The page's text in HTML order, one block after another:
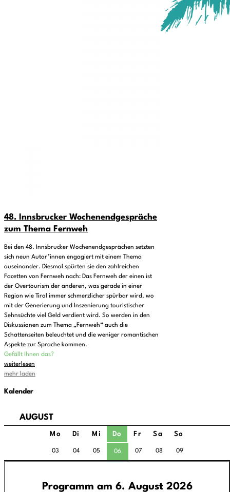
48. Innsbrucker Wochenendgespräche
zum Thema Fernweh
Bei den 48. Innsbrucker Wochenendgesprächen setzten
sich neun Autor*innen engagiert mit einem Thema
auseinander. Diesmal spürten sie den zahlreichen
Facetten von Fernweh nach: Das Fernweh der einen ist
der Overtourism der anderen, was gerade in einer
Region wie Tirol immer schmerzlicher spürbar wird, wo
mit der Generierung und Inszenierung touristischer
Sehnsüchte viel Geld verdient wird. So werden in den
Diskussionen zum Thema „Fernweh“ auch die
Schattenseiten beleuchtet und die weniger romantischen
Aspekte zur Sprache kommen.
Gefällt Ihnen das?
weiterlesen
mehr laden
Kalender
AUGUST
Mo Di Mi Do Fr Sa So
03 04 05 06 07 08 09
Programm am 6. August 2026